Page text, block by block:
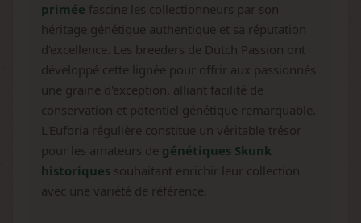
primée fascine les collectionneurs par son
héritage génétique authentique et sa réputation
d'excellence. Les breeders de Dutch Passion ont
développé cette lignée pour offrir aux passionnés
une graine d'exception, alliant facilité de
conservation et potentiel génétique remarquable.
L'Euforia régulière constitue un véritable trésor
pour les amateurs de génétiques Skunk
historiques souhaitant enrichir leur collection
avec une variété de référence.